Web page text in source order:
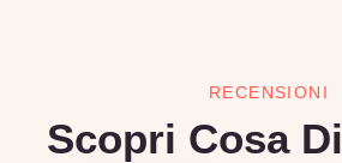
RECENSIONI
Scopri Cosa